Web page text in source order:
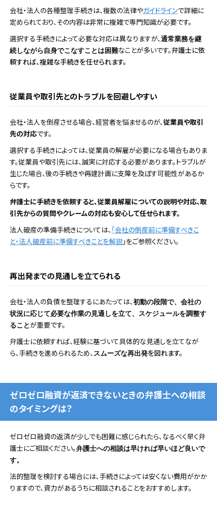
会社・法人の各種整理手続きは、複数の法律やガイドラインで詳細に
定められており、その内容は非常に複雑で専門知識が必要です。
選択する手続きによって必要な対応は異なりますが、 通常業務を継
続しながら自身でこなすことは困難なことが多いです。弁護士に依
頼すれば、複雑な手続きを任せられます。
従業員や取引先とのトラブルを回避しやすい
会社・法人を倒産させる場合、経営者を悩ませるのが、従業員や取引
先の対応です。
選択する手続きによっては、従業員の解雇が必要になる場合もありま
す。従業員や取引先には、誠実に対応する必要があります。トラブルが
生じた場合、後の手続きや再建計画に支障を及ぼす可能性があるか
らです。
弁護士に手続きを依頼すると、従業員解雇についての説明や対応、取
引先からの質問やクレームの対応も安心して任せられます。
法人破産の準備手続きについては、 「会社の倒産前に準備すべきこ
と・法人破産前に準備すべきことを解説 」をご参照ください。
再出発までの見通しを立てられる
会社・法人の負債を整理するにあたっては、 初動の段階で、会社の
状況に応じて必要な作業の見通しを立て、スケジュールを調整す
ることが重要です。
弁護士に依頼すれば、経験に基づいて具体的な見通しを立てなが
ら、手続きを進められるため、 スムーズな再出発を図れます。
ゼロゼロ融資が返済できないときの弁護士への相談
のタイミングは？
ゼロゼロ融資の返済が少しでも困難に感じられたら、なるべく早く弁
護士にご相談ください。弁護士への相談は早ければ早いほど良いで
す。
法的整理を検討する場合には、手続きによっては安くない費用がかか
りますので、資力があるうちに相談されることをおすすめします。